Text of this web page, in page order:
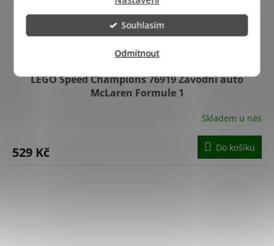
Odmítnout
Souhlasím
LEGO Speed Champions 76919 Závodní auto
McLaren Formule 1
Skladem u nás
529 Kč Do košíku